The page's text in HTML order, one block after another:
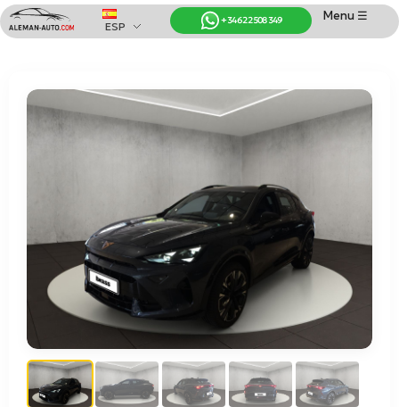
Coches de Alemania
Importación de Coches de Alemania
Menu ☰
+34 622 508 349
ESP